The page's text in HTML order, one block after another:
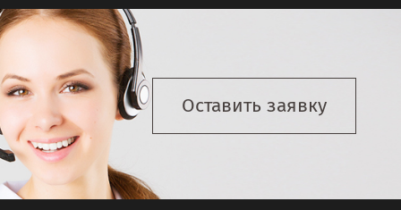
Оставить заявку